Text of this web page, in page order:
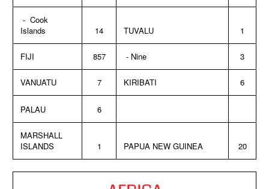
- Cook
Islands
14 TUVALU 1
FIJI 857 - Nine 3
VANUATU 7 KIRIBATI 6
PALAU 6
MARSHALL
ISLANDS
1 PAPUA NEW GUINEA 20